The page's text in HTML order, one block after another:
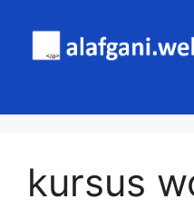
content
kursus